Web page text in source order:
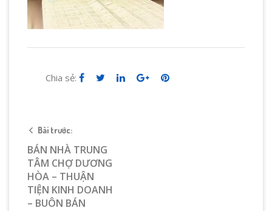
Chia sẻ:
Bài trước:
BÁN NHÀ TRUNG
TÂM CHỢ DƯƠNG
HÒA – THUẬN
TIỆN KINH DOANH
– BUÔN BÁN